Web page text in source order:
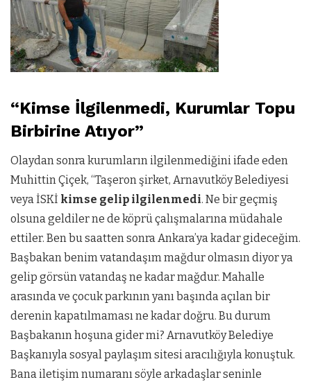
“Kimse İlgilenmedi, Kurumlar Topu
Birbirine Atıyor”
Olaydan sonra kurumların ilgilenmediğini ifade eden
Muhittin Çiçek, “Taşeron şirket, Arnavutköy Belediyesi
veya İSKİ kimse gelip ilgilenmedi. Ne bir geçmiş
olsuna geldiler ne de köprü çalışmalarına müdahale
ettiler. Ben bu saatten sonra Ankara’ya kadar gideceğim.
Başbakan benim vatandaşım mağdur olmasın diyor ya
gelip görsün vatandaş ne kadar mağdur. Mahalle
arasında ve çocuk parkının yanı başında açılan bir
derenin kapatılmaması ne kadar doğru. Bu durum
Başbakanın hoşuna gider mi? Arnavutköy Belediye
Başkanıyla sosyal paylaşım sitesi aracılığıyla konuştuk.
Bana iletişim numaranı söyle arkadaşlar seninle